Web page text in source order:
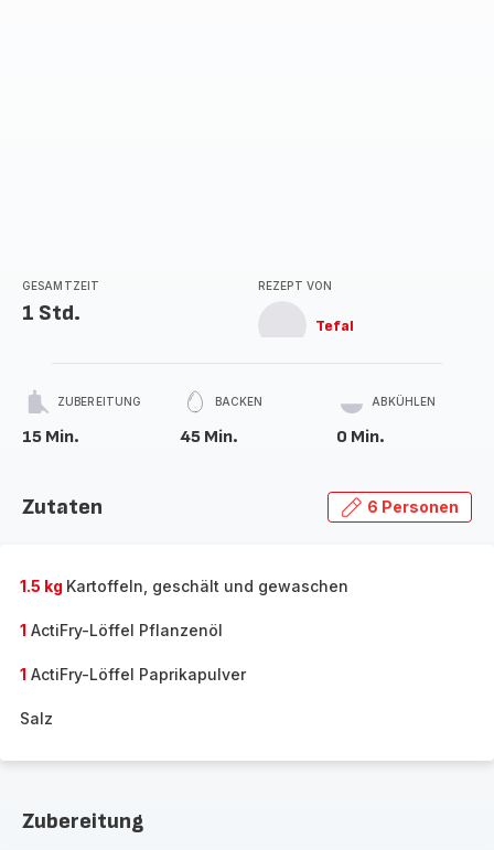
GESAMTZEIT
1 Std.
REZEPT VON
Tefal
ZUBEREITUNG
15 Min.
BACKEN
45 Min.
ABKÜHLEN
0 Min.
Zutaten 6 Personen
1.5 kg Kartoffeln, geschält und gewaschen
1 ActiFry-Löffel Pflanzenöl
1 ActiFry-Löffel Paprikapulver
Salz
Zubereitung